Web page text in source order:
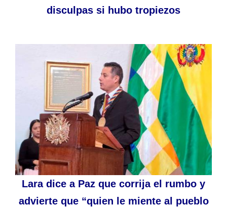
disculpas si hubo tropiezos
Lara dice a Paz que corrija el rumbo y
advierte que “quien le miente al pueblo